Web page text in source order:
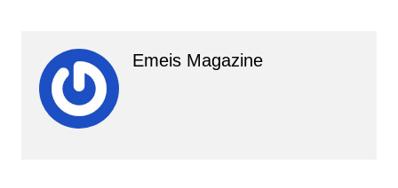
Emeis Magazine